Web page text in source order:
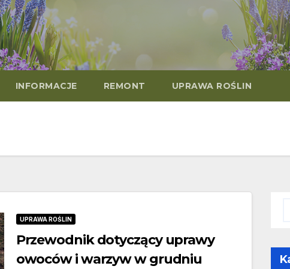
INFORMACJE REMONT UPRAWA ROŚLIN
UPRAWA ROŚLIN
Przewodnik dotyczący uprawy
owoców i warzyw w grudniu